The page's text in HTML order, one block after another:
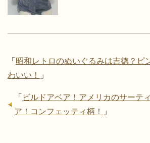
「 昭和レトロのぬいぐるみは吉徳？ピ
わいい！
」
「 ビルドアベア！アメリカのサーテ
ア！コンフェッティ柄！
」